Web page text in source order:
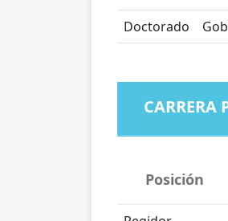
Doctorado
CARRERA
Posición